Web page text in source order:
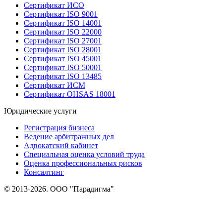
Сертификат ИСО
Сертификат ISO 9001
Сертификат ISO 14001
Сертификат ISO 22000
Сертификат ISO 27001
Сертификат ISO 28001
Сертификат ISO 45001
Сертификат ISO 50001
Сертификат ISO 13485
Сертификат ИСМ
Сертификат OHSAS 18001
Юридические услуги
Регистрация бизнеса
Ведение арбитражных дел
Адвокатский кабинет
Специальная оценка условий труда
Оценка профессиональных рисков
Консалтинг
© 2013-2026. ООО "Парадигма"